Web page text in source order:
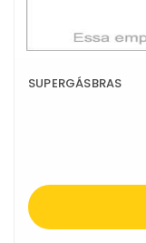
SUPERGÁSBRAS